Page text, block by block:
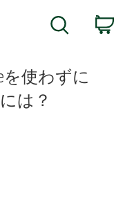
Search
を使わずに
は？